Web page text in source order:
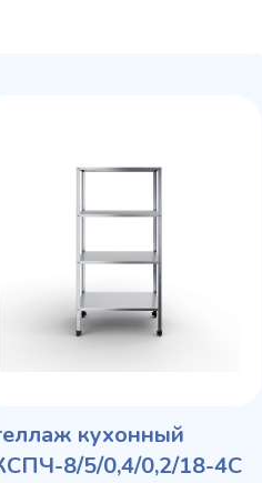
кухонный
8/5/0,4/0,2/18-4С